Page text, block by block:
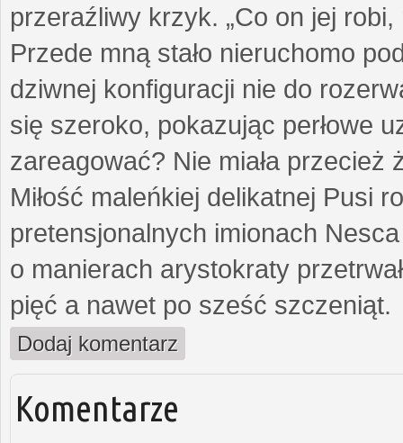
przeraźliwy krzyk. „Co on jej
Przede mną stało nieruchomo
dziwnej konfiguracji nie do
się szeroko, pokazując perłowe
zareagować? Nie miała przecież
Miłość maleńkiej delikatnej Pusi
pretensjonalnych imionach
o manierach arystokraty
pięć a nawet po sześć szczeniąt.
Dodaj komentarz
Komentarze